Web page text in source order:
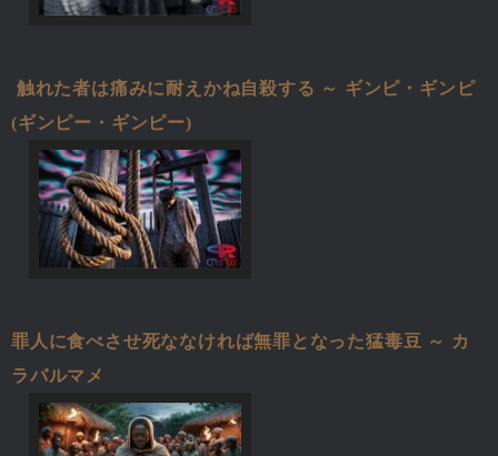
触れた者は痛みに耐えかね自殺する ～ ギンピ・ギンピ
(ギンピー・ギンピー)
罪人に食べさせ死ななければ無罪となった猛毒豆 ～ カ
ラバルマメ